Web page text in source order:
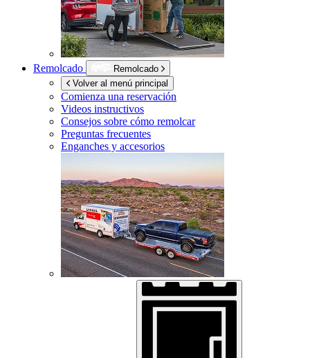
Remolcado
Remolcado
Volver al menú principal
Comienza una reservación
Videos instructivos
Consejos sobre cómo remolcar
Preguntas frecuentes
Enganches y accesorios